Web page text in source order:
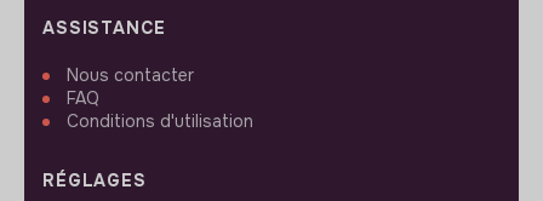
ASSISTANCE
Nous contacter
FAQ
Conditions d'utilisation
RÉGLAGES